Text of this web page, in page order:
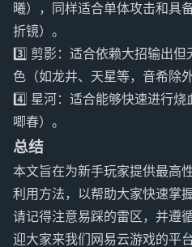
曦），同样适合单体攻击和具
折镜）。
3️⃣ 剪影：适合依赖大招输出
色（如龙井、天星等，音希除外
4️⃣ 星河：适合能够快速进行
唧春）。
总结
本文旨在为新手玩家提供最高
利用方法，以帮助大家快速掌
请记得注意易踩的雷区，并遵
迎大家来我们网易云游戏的平